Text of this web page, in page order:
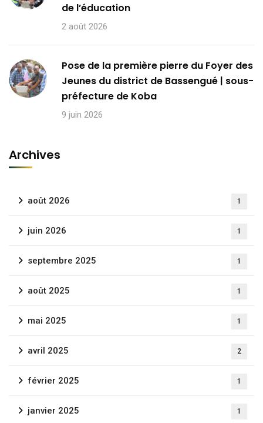
de l’éducation
2 août 2026
Pose de la première pierre du Foyer des
Jeunes du district de Bassengué | sous-
préfecture de Koba
9 juin 2026
Archives
août 2026 1
juin 2026 1
septembre 2025 1
août 2025 1
mai 2025 1
avril 2025 2
février 2025 1
janvier 2025 1